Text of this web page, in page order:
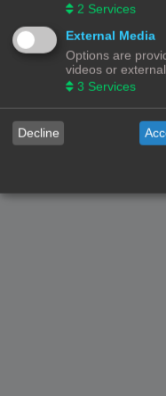
Forumoverzicht
©
Alle
Privacy
2 Services
External Media
Options are
videos or
3 Services
Decline